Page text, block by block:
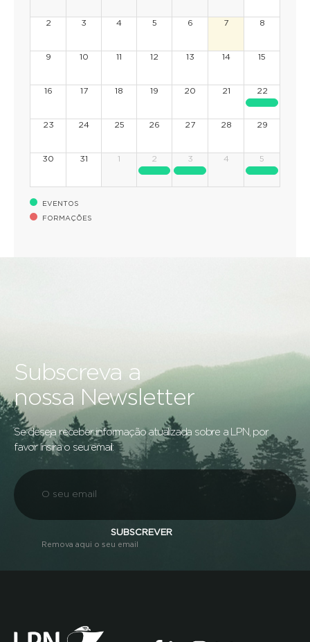
2 3 4 5 6 7 8
9 10 11 12 13 14 15
16 17 18 19 20 21 22
23 24 25 26 27 28 29
30 31 1 2 3 4 5
EVENTOS
FORMAÇÕES
Subscreva a
nossa Newsletter
Se deseja receber informação atualizada sobre a LPN, por
favor insira o seu email:
SUBSCREVER
Remova aqui o seu email